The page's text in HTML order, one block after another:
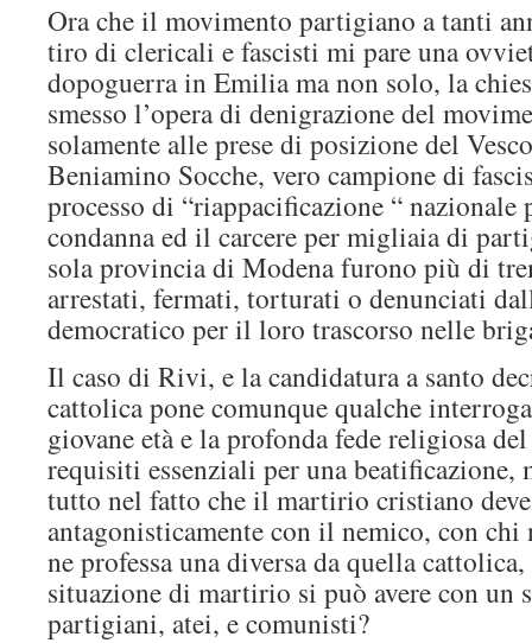
Ora che il movimento partigiano a tanti
tiro di clericali e fascisti mi pare una
dopoguerra in Emilia ma non solo, la
smesso l’opera di denigrazione del
solamente alle prese di posizione del
Beniamino Socche, vero campione di
processo di “riappacificazione “ nazionale
condanna ed il carcere per migliaia di
sola provincia di Modena furono più di
arrestati, fermati, torturati o denunciati
democratico per il loro trascorso nelle
Il caso di Rivi, e la candidatura a santo
cattolica pone comunque qualche
giovane età e la profonda fede religiosa
requisiti essenziali per una beatificazione,
tutto nel fatto che il martirio cristiano
antagonisticamente con il nemico, con chi
ne professa una diversa da quella
situazione di martirio si può avere con un
partigiani, atei, e comunisti?